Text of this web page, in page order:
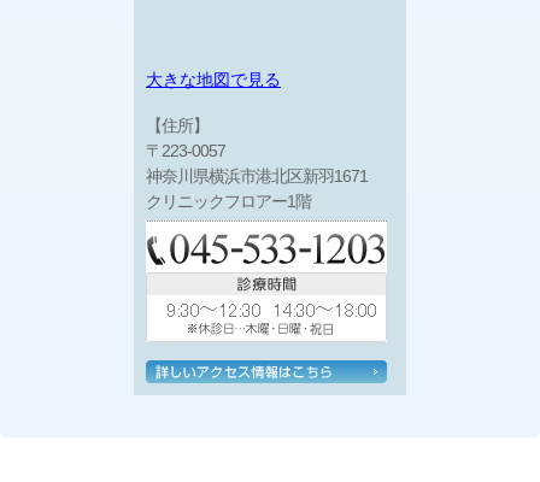
大きな地図で見る
【住所】
〒223-0057
神奈川県横浜市港北区新羽1671
クリニックフロアー1階